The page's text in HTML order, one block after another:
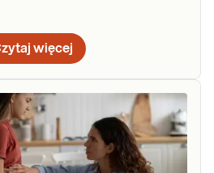
więcej